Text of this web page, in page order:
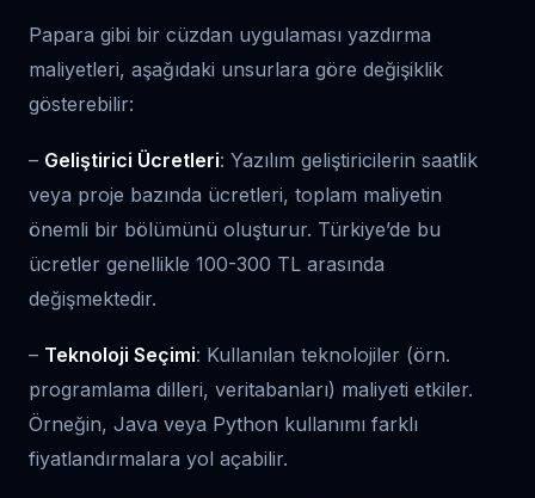
Papara gibi bir cüzdan uygulaması yazdırma
maliyetleri, aşağıdaki unsurlara göre değişiklik
gösterebilir:
– Geliştirici Ücretleri: Yazılım geliştiricilerin saatlik
veya proje bazında ücretleri, toplam maliyetin
önemli bir bölümünü oluşturur. Türkiye’de bu
ücretler genellikle 100-300 TL arasında
değişmektedir.
– Teknoloji Seçimi: Kullanılan teknolojiler (örn.
programlama dilleri, veritabanları) maliyeti etkiler.
Örneğin, Java veya Python kullanımı farklı
fiyatlandırmalara yol açabilir.